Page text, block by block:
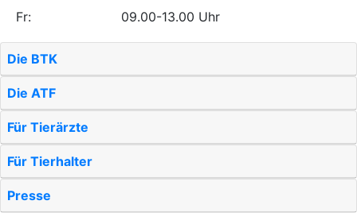
Fr:
09.00-13.00 Uhr
Die BTK
Die ATF
Für Tierärzte
Für Tierhalter
Presse